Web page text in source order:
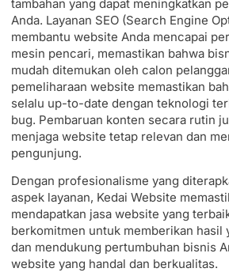
tambahan yang dapat meningkatkan
Anda. Layanan SEO (Search Engine
membantu website Anda mencapai
mesin pencari, memastikan bahwa
mudah ditemukan oleh calon
pemeliharaan website memastikan
selalu up-to-date dengan teknologi
bug. Pembaruan konten secara rutin
menjaga website tetap relevan dan
pengunjung.
Dengan profesionalisme yang
aspek layanan, Kedai Website
mendapatkan jasa website yang
berkomitmen untuk memberikan hasil
dan mendukung pertumbuhan bisnis
website yang handal dan berkualitas.